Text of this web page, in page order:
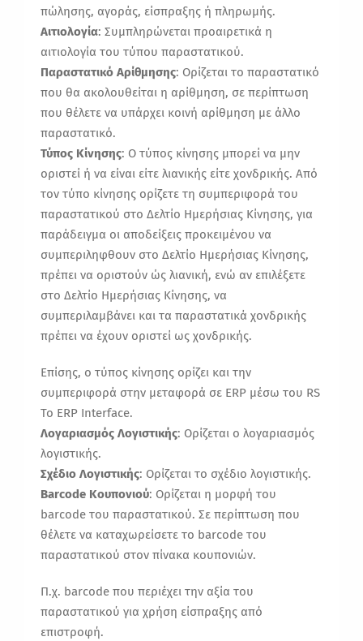
πώλησης, αγοράς, είσπραξης ή πληρωμής.
Αιτιολογία: Συμπληρώνεται προαιρετικά η
αιτιολογία του τύπου παραστατικού.
Παραστατικό Αρίθμησης: Ορίζεται το παραστατικό
που θα ακολουθείται η αρίθμηση, σε περίπτωση
που θέλετε να υπάρχει κοινή αρίθμηση με άλλο
παραστατικό.
Τύπος Κίνησης: Ο τύπος κίνησης μπορεί να μην
οριστεί ή να είναι είτε λιανικής είτε χονδρικής. Από
τον τύπο κίνησης ορίζετε τη συμπεριφορά του
παραστατικού στο Δελτίο Ημερήσιας Κίνησης, για
παράδειγμα οι αποδείξεις προκειμένου να
συμπεριληφθουν στο Δελτίο Ημερήσιας Κίνησης,
πρέπει να οριστούν ώς λιανική, ενώ αν επιλέξετε
στο Δελτίο Ημερήσιας Κίνησης, να
συμπεριλαμβάνει και τα παραστατικά χονδρικής
πρέπει να έχουν οριστεί ως χονδρικής.
Επίσης, ο τύπος κίνησης ορίζει και την
συμπεριφορά στην μεταφορά σε ERP μέσω του RS
To ERP Interface.
Λογαριασμός Λογιστικής: Ορίζεται ο λογαριασμός
λογιστικής.
Σχέδιο Λογιστικής: Ορίζεται το σχέδιο λογιστικής.
Barcode Κουπονιού: Ορίζεται η μορφή του
barcode του παραστατικού. Σε περίπτωση που
θέλετε να καταχωρείσετε το barcode του
παραστατικού στον πίνακα κουπονιών.
Π.χ. barcode που περιέχει την αξία του
παραστατικού για χρήση είσπραξης από
επιστροφή.